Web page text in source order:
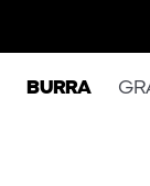
BURRA